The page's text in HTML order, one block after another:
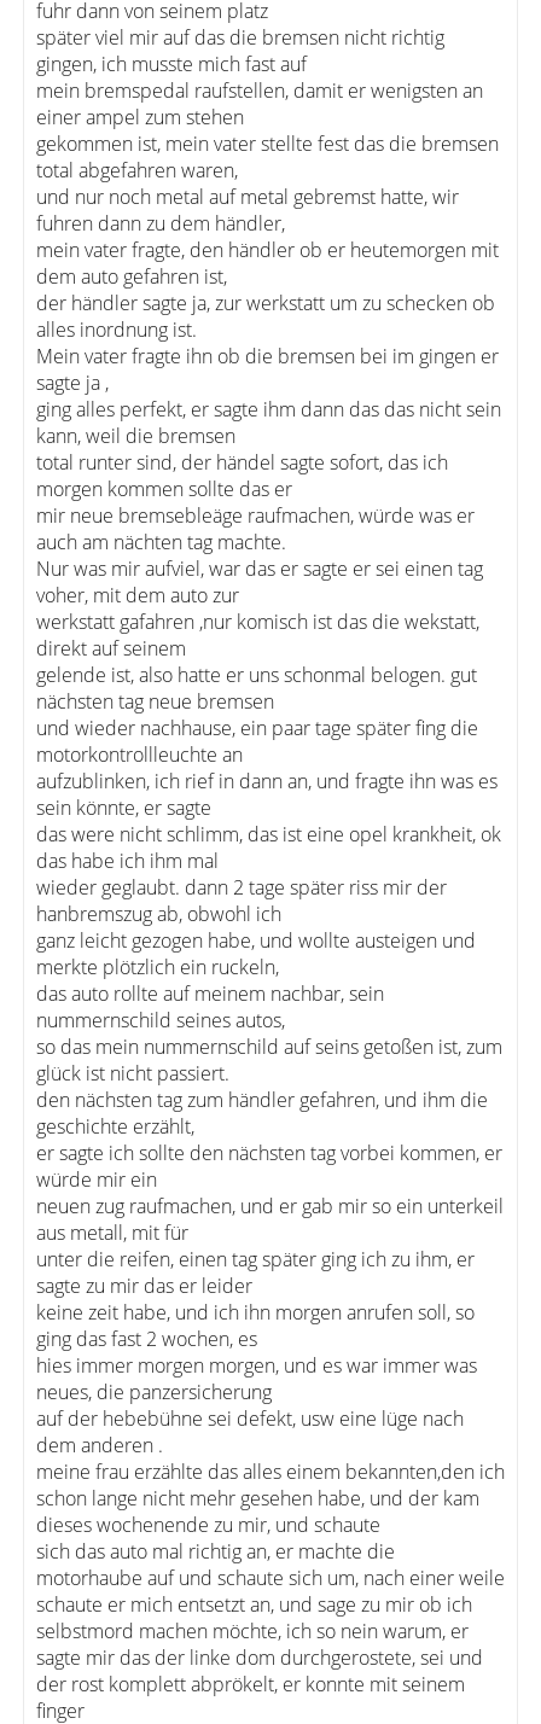
fuhr dann von seinem platz
später viel mir auf das die bremsen nicht richtig
gingen, ich musste mich fast auf
mein bremspedal raufstellen, damit er wenigsten an
einer ampel zum stehen
gekommen ist, mein vater stellte fest das die bremsen
total abgefahren waren,
und nur noch metal auf metal gebremst hatte, wir
fuhren dann zu dem händler,
mein vater fragte, den händler ob er heutemorgen mit
dem auto gefahren ist,
der händler sagte ja, zur werkstatt um zu schecken ob
alles inordnung ist.
Mein vater fragte ihn ob die bremsen bei im gingen er
sagte ja ,
ging alles perfekt, er sagte ihm dann das das nicht sein
kann, weil die bremsen
total runter sind, der händel sagte sofort, das ich
morgen kommen sollte das er
mir neue bremsebleäge raufmachen, würde was er
auch am nächten tag machte.
Nur was mir aufviel, war das er sagte er sei einen tag
voher, mit dem auto zur
werkstatt gafahren ,nur komisch ist das die wekstatt,
direkt auf seinem
gelende ist, also hatte er uns schonmal belogen. gut
nächsten tag neue bremsen
und wieder nachhause, ein paar tage später fing die
motorkontrollleuchte an
aufzublinken, ich rief in dann an, und fragte ihn was es
sein könnte, er sagte
das were nicht schlimm, das ist eine opel krankheit, ok
das habe ich ihm mal
wieder geglaubt. dann 2 tage später riss mir der
hanbremszug ab, obwohl ich
ganz leicht gezogen habe, und wollte austeigen und
merkte plötzlich ein ruckeln,
das auto rollte auf meinem nachbar, sein
nummernschild seines autos,
so das mein nummernschild auf seins getoßen ist, zum
glück ist nicht passiert.
den nächsten tag zum händler gefahren, und ihm die
geschichte erzählt,
er sagte ich sollte den nächsten tag vorbei kommen, er
würde mir ein
neuen zug raufmachen, und er gab mir so ein unterkeil
aus metall, mit für
unter die reifen, einen tag später ging ich zu ihm, er
sagte zu mir das er leider
keine zeit habe, und ich ihn morgen anrufen soll, so
ging das fast 2 wochen, es
hies immer morgen morgen, und es war immer was
neues, die panzersicherung
auf der hebebühne sei defekt, usw eine lüge nach
dem anderen .
meine frau erzählte das alles einem bekannten,den ich
schon lange nicht mehr gesehen habe, und der kam
dieses wochenende zu mir, und schaute
sich das auto mal richtig an, er machte die
motorhaube auf und schaute sich um, nach einer weile
schaute er mich entsetzt an, und sage zu mir ob ich
selbstmord machen möchte, ich so nein warum, er
sagte mir das der linke dom durchgerostete, sei und
der rost komplett abprökelt, er konnte mit seinem
finger